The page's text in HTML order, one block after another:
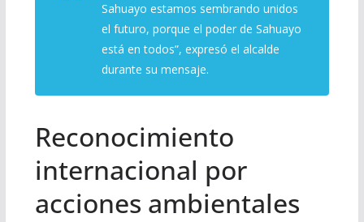
Sahuayo estamos sembrando unidos
el futuro, porque el poder de Sahuayo
está en todos”, expresó el alcalde
durante su mensaje.
Reconocimiento
internacional por
acciones ambientales